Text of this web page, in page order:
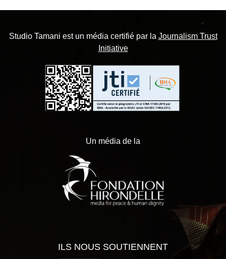
Studio Tamani est un média certifié par la Journalism Trust
Initiative
Un média de la
ILS NOUS SOUTIENNENT